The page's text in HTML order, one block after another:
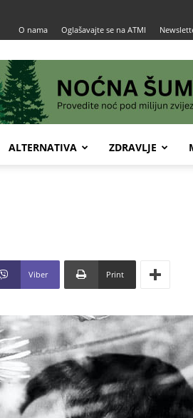
O nama Oglašavajte se na ATMI
ALTERNATIVA ZDRAVLJE
Viber Print